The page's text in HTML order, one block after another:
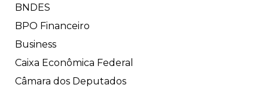
BNDES
BPO Financeiro
Business
Caixa Econômica Federal
Câmara dos Deputados